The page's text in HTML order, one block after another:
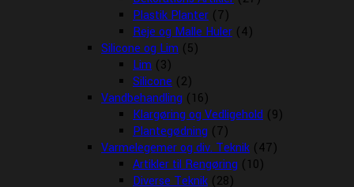
Plastik Planter (7)
Reje og Malle Huler (4)
Silicone og Lim (5)
Lim (3)
Silicone (2)
Vandbehandling (16)
Klargøring og Vedligehold (9)
Plantegødning (7)
Varmelegemer og div. Teknik (47)
Artikler til Rengøring (10)
Diverse Teknik (28)